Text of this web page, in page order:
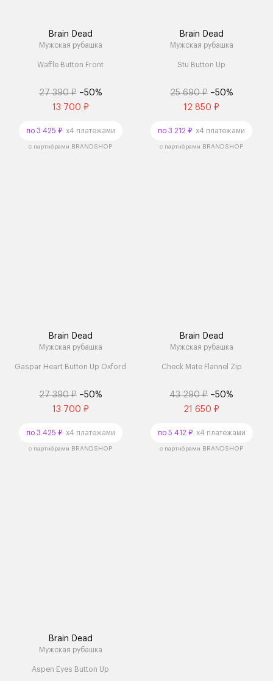
Brain Dead
Мужская рубашка
Waffle Button Front
27 390 ₽ –50%
13 700 ₽
по 3 425 ₽x4 платежами
с партнёрами BRANDSHOP
Brain Dead
Мужская рубашка
Stu Button Up
25 690 ₽ –50%
12 850 ₽
по 3 212 ₽ x4 платежами
с партнёрами BRANDSHOP
Brain Dead
Мужская рубашка
Gaspar Heart Button Up Oxford
27 390 ₽ –50%
13 700 ₽
по 3 425 ₽x4 платежами
с партнёрами BRANDSHOP
Brain Dead
Мужская рубашка
Check Mate Flannel Zip
43 290 ₽ –50%
21 650 ₽
по 5 412 ₽x4 платежами
с партнёрами BRANDSHOP
Brain Dead
Мужская рубашка
Aspen Eyes Button Up